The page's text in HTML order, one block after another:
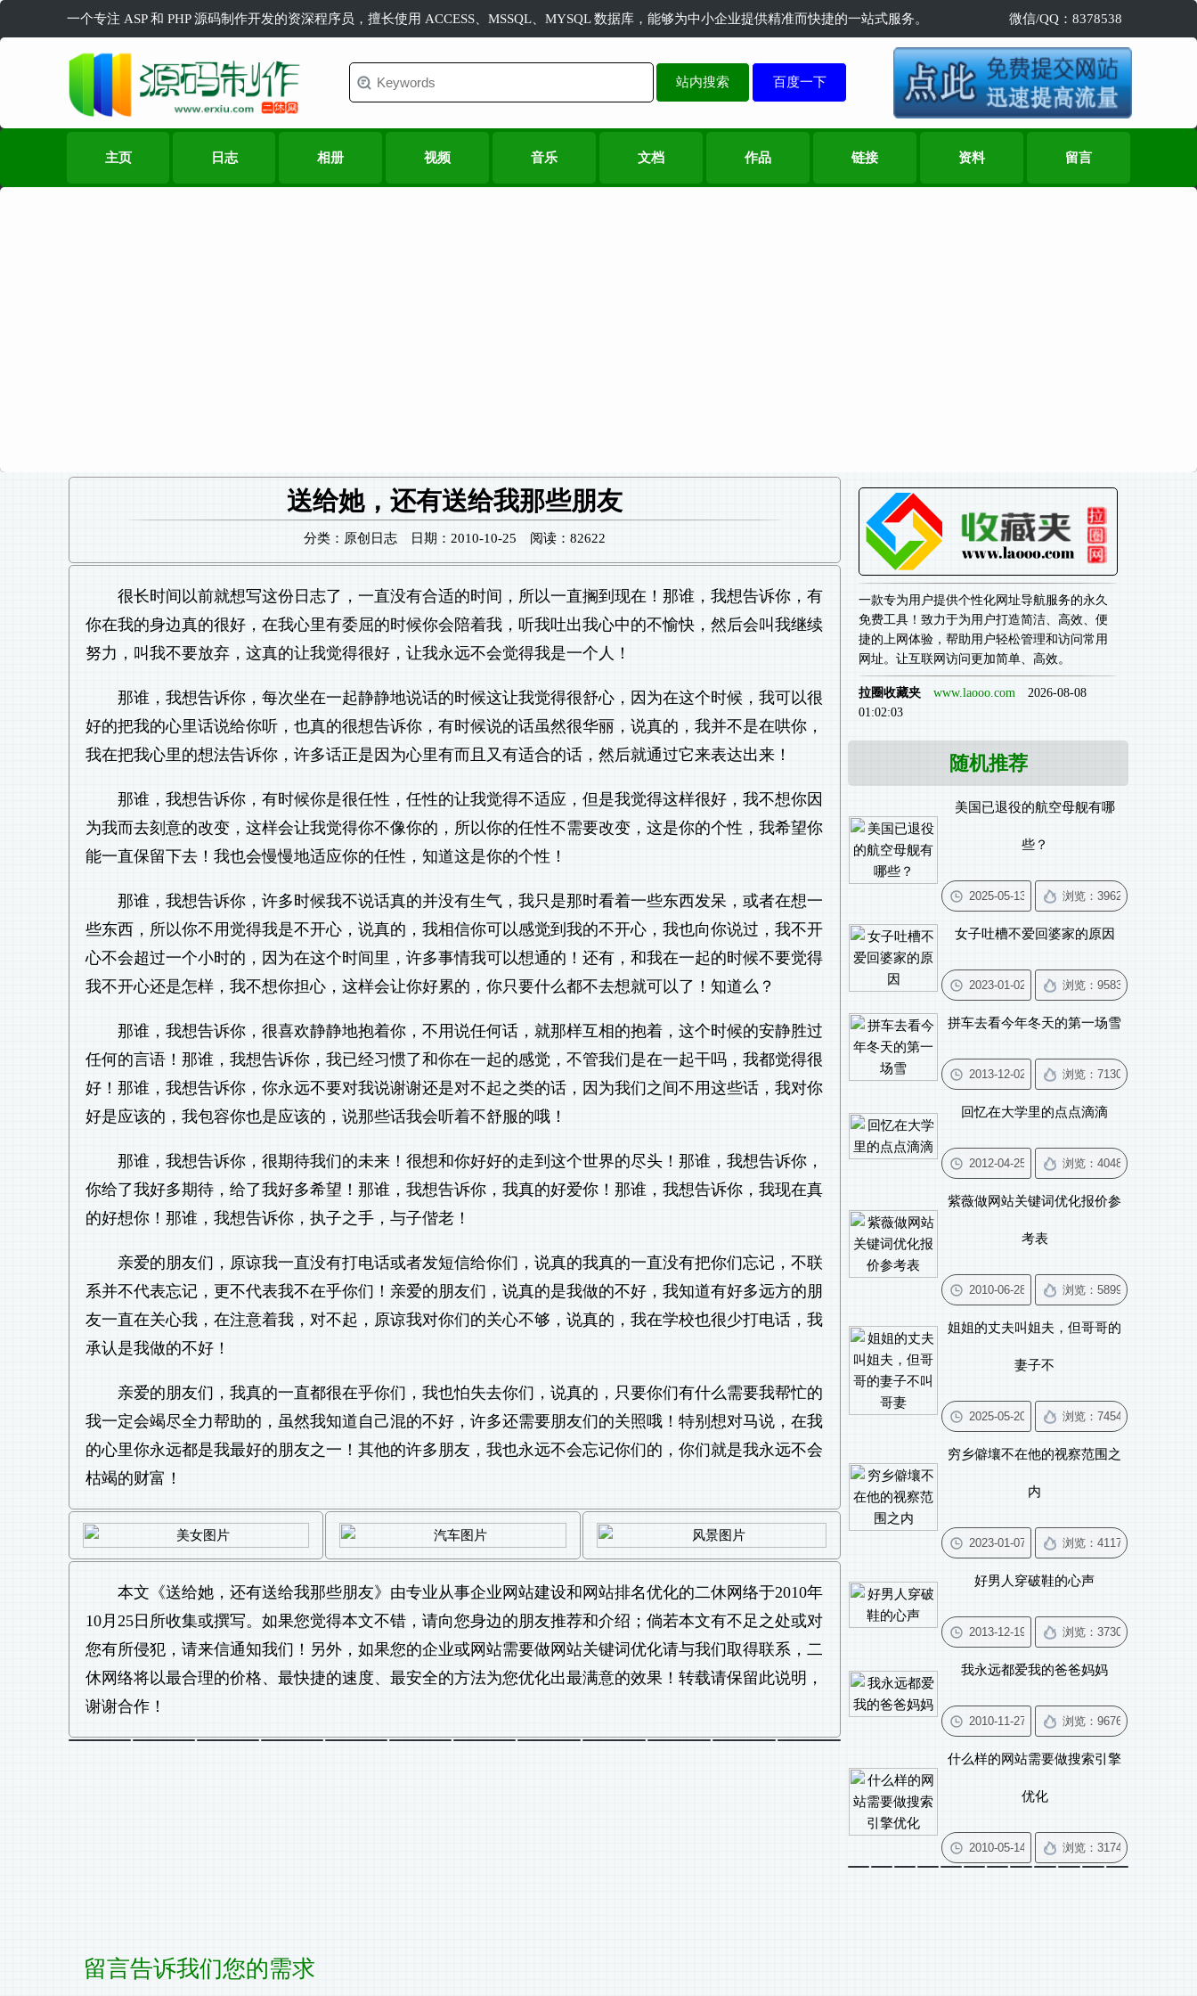
一个专注 ASP 和 PHP 源码制作开发的资深程序员，擅长使用 ACCESS、MSSQL、MYSQL 数据库，能够为中小企业提供精准而快捷的一站式服务。 微信/QQ：8378538
站内搜索
主页 日志 相册 视频 音乐 文档 作品 链接 资料 留言
送给她，还有送给我那些朋友
分类：原创日志 日期：2010-10-25 阅读：82622
很长时间以前就想写这份日志了，一直没有合适的时间，所以一直搁到现在！那谁，我想告诉你，有
你在我的身边真的很好，在我心里有委屈的时候你会陪着我，听我吐出我心中的不愉快，然后会叫我继续
努力，叫我不要放弃，这真的让我觉得很好，让我永远不会觉得我是一个人！
那谁，我想告诉你，每次坐在一起静静地说话的时候这让我觉得很舒心，因为在这个时候，我可以很
好的把我的心里话说给你听，也真的很想告诉你，有时候说的话虽然很华丽，说真的，我并不是在哄你，
我在把我心里的想法告诉你，许多话正是因为心里有而且又有适合的话，然后就通过它来表达出来！
那谁，我想告诉你，有时候你是很任性，任性的让我觉得不适应，但是我觉得这样很好，我不想你因
为我而去刻意的改变，这样会让我觉得你不像你的，所以你的任性不需要改变，这是你的个性，我希望你
能一直保留下去！我也会慢慢地适应你的任性，知道这是你的个性！
那谁，我想告诉你，许多时候我不说话真的并没有生气，我只是那时看着一些东西发呆，或者在想一
些东西，所以你不用觉得我是不开心，说真的，我相信你可以感觉到我的不开心，我也向你说过，我不开
心不会超过一个小时的，因为在这个时间里，许多事情我可以想通的！还有，和我在一起的时候不要觉得
我不开心还是怎样，我不想你担心，这样会让你好累的，你只要什么都不去想就可以了！知道么？
那谁，我想告诉你，很喜欢静静地抱着你，不用说任何话，就那样互相的抱着，这个时候的安静胜过
任何的言语！那谁，我想告诉你，我已经习惯了和你在一起的感觉，不管我们是在一起干吗，我都觉得很
好！那谁，我想告诉你，你永远不要对我说谢谢还是对不起之类的话，因为我们之间不用这些话，我对你
好是应该的，我包容你也是应该的，说那些话我会听着不舒服的哦！
那谁，我想告诉你，很期待我们的未来！很想和你好好的走到这个世界的尽头！那谁，我想告诉你，
你给了我好多期待，给了我好多希望！那谁，我想告诉你，我真的好爱你！那谁，我想告诉你，我现在真
的好想你！那谁，我想告诉你，执子之手，与子偕老！
亲爱的朋友们，原谅我一直没有打电话或者发短信给你们，说真的我真的一直没有把你们忘记，不联
系并不代表忘记，更不代表我不在乎你们！亲爱的朋友们，说真的是我做的不好，我知道有好多远方的朋
友一直在关心我，在注意着我，对不起，原谅我对你们的关心不够，说真的，我在学校也很少打电话，我
承认是我做的不好！
亲爱的朋友们，我真的一直都很在乎你们，我也怕失去你们，说真的，只要你们有什么需要我帮忙的
我一定会竭尽全力帮助的，虽然我知道自己混的不好，许多还需要朋友们的关照哦！特别想对马说，在我
的心里你永远都是我最好的朋友之一！其他的许多朋友，我也永远不会忘记你们的，你们就是我永远不会
枯竭的财富！
本文《送给她，还有送给我那些朋友》由专业从事企业网站建设和 网站排名优化的二休网络于2010年
10月25日所收集或撰写。如果您觉得本文不错，请向您身边的朋友推荐和介绍；倘若本文有不足之处或对
您有所侵犯，请来信通知我们！另外，如果您的企业或网站需要做 网站关键词优化请与我们取得联系，二
休网络将以最合理的价格、最快捷的速度、最安全的方法为您优化出最满意的效果！转载请保留此说明，
谢谢合作！
一款专为用户提供个性化网址导航服务的永久
免费工具！致力于为用户打造简洁、高效、便
捷的上网体验，帮助用户轻松管理和访问常用
网址。让互联网访问更加简单、高效。
拉圈收藏夹 www.laooo.com 2026-08-08
01:02:03
随机推荐
美国已退役的航空母舰有哪
些？
女子吐槽不爱回婆家的原因
拼车去看今年冬天的第一场雪
回忆在大学里的点点滴滴
紫薇做网站关键词优化报价参
考表
姐姐的丈夫叫姐夫，但哥哥的
妻子不
穷乡僻壤不在他的视察范围之
内
好男人穿破鞋的心声
我永远都爱我的爸爸妈妈
什么样的网站需要做搜索引擎
优化
留言告诉我们您的需求